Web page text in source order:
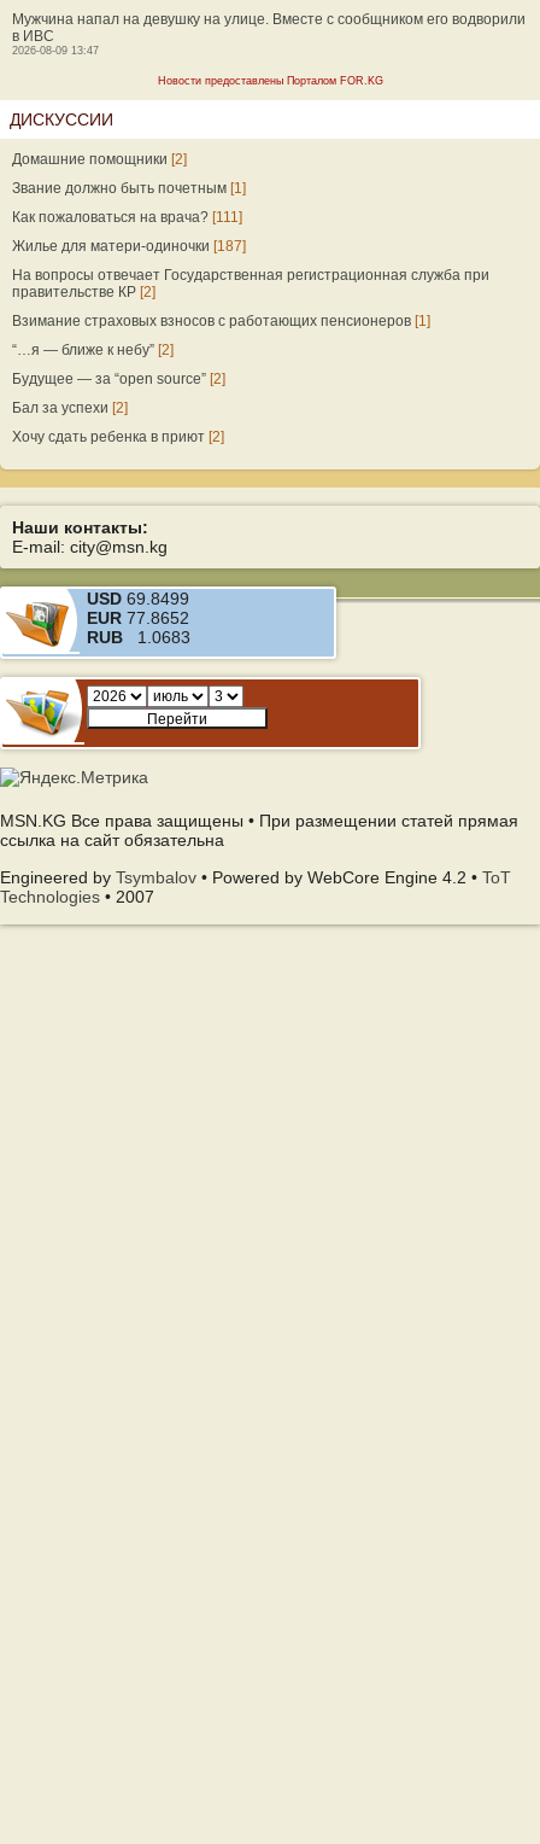
Мужчина напал на девушку на улице. Вместе с сообщником его водворили
в ИВС
2026-08-09 13:47
Новости предоставлены Порталом FOR.KG
ДИСКУССИИ
Домашние помощники [2]
Звание должно быть почетным [1]
Как пожаловаться на врача? [111]
Жилье для матери-одиночки [187]
На вопросы отвечает Государственная регистрационная служба при
правительстве КР [2]
Взимание страховых взносов с работающих пенсионеров [1]
“…я — ближе к небу” [2]
Будущее — за “open source” [2]
Бал за успехи [2]
Хочу сдать ребенка в приют [2]
Наши контакты:
E-mail: city@msn.kg
USD 69.8499
EUR 77.8652
RUB 1.0683
MSN.KG Все права защищены • При размещении статей прямая
ссылка на сайт обязательна
Engineered by Tsymbalov • Powered by WebCore Engine 4.2 • ToT
Technologies • 2007